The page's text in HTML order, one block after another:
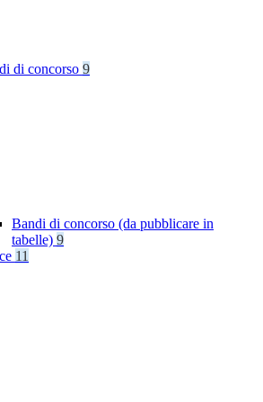
di concorso 9
Bandi di concorso (da pubblicare in
tabelle) 9
11